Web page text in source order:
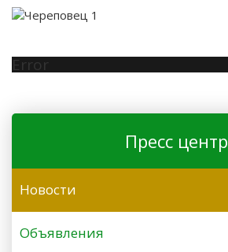
Error
Пресс центр
Новости
Объявления